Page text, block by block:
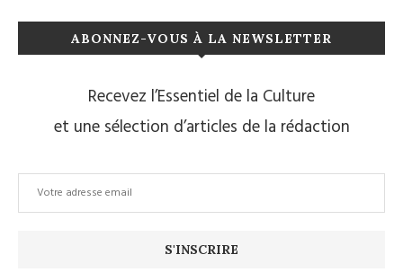
ABONNEZ-VOUS À LA NEWSLETTER
Recevez l’Essentiel de la Culture
et une sélection d’articles de la rédaction